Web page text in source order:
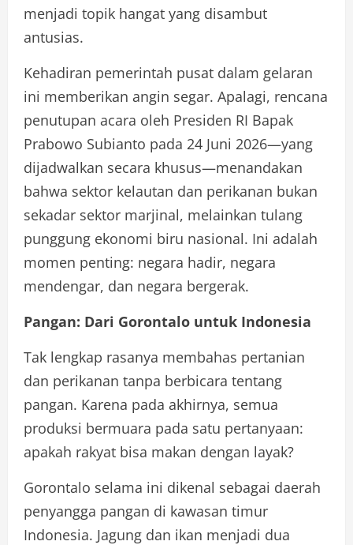
menjadi topik hangat yang disambut
antusias.
Kehadiran pemerintah pusat dalam gelaran
ini memberikan angin segar. Apalagi, rencana
penutupan acara oleh Presiden RI Bapak
Prabowo Subianto pada 24 Juni 2026—yang
dijadwalkan secara khusus—menandakan
bahwa sektor kelautan dan perikanan bukan
sekadar sektor marjinal, melainkan tulang
punggung ekonomi biru nasional. Ini adalah
momen penting: negara hadir, negara
mendengar, dan negara bergerak.
Pangan: Dari Gorontalo untuk Indonesia
Tak lengkap rasanya membahas pertanian
dan perikanan tanpa berbicara tentang
pangan. Karena pada akhirnya, semua
produksi bermuara pada satu pertanyaan:
apakah rakyat bisa makan dengan layak?
Gorontalo selama ini dikenal sebagai daerah
penyangga pangan di kawasan timur
Indonesia. Jagung dan ikan menjadi dua